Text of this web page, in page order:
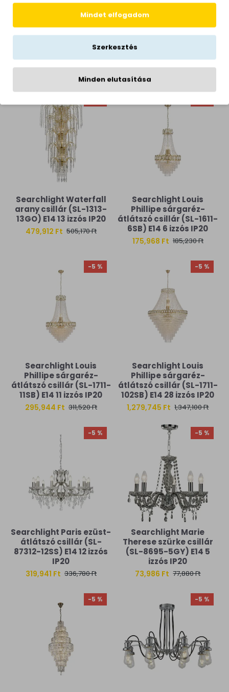
Nowodvorski Orto A
szürke csillár (TL-11463)
E14 12 izzós IP20
101,490 Ft
Nowodvorski Orto A
fekete csillár (TL-11462)
E14 12 izzós IP20
Searchlight Waterfall
arany csillár (SL-1313-
13GO) E14 13 izzós IP20
479,912 Ft 505,170 Ft
Searchlight Louis
Phillipe sárgaréz-
átlátszó csillár (SL-1611-
6SB) E14 6 izzós IP20
175,968 Ft 185,230 Ft
-5 %
Searchlight Louis
Phillipe sárgaréz-
átlátszó csillár (SL-1711-
11SB) E14 11 izzós IP20
295,944 Ft 311,520 Ft
-5 %
Searchlight Louis
Phillipe sárgaréz-
átlátszó csillár (SL-1711-
102SB) E14 28 izzós IP20
1,279,745 Ft 1,347,100 Ft
-5 %
Searchlight Paris ezüst-
átlátszó csillár (SL-
87312-12SS) E14 12 izzós
IP20
319,941 Ft 336,780 Ft
-5 %
Searchlight Marie
Therese szürke csillár
(SL-8695-5GY) E14 5
izzós IP20
73,986 Ft 77,880 Ft
-5 % -5 %
Mindet elfogadom
Szerkesztés
Minden elutasítása